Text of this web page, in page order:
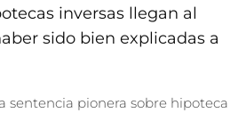
inversas llegan al
sido bien explicadas a
sentencia pionera sobre hipoteca